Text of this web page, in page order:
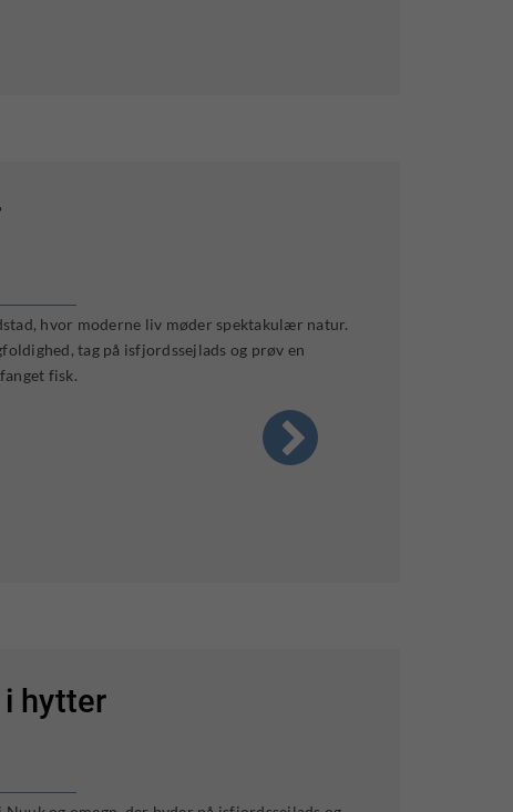
hvor moderne liv møder spektakulær natur.
tag på isfjordssejlads og prøv en
fisk.
hytter